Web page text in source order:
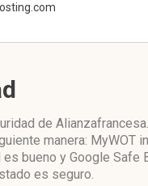
de
manera: MyWOT
bueno y Google Safe
es seguro.